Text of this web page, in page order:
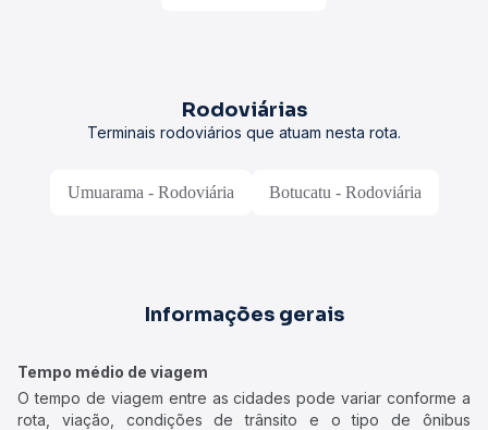
Rodoviárias
Terminais rodoviários que atuam nesta rota.
Umuarama - Rodoviária Botucatu - Rodoviária
Informações gerais
Tempo médio de viagem
O tempo de viagem entre as cidades pode variar conforme a
rota, viação, condições de trânsito e o tipo de ônibus